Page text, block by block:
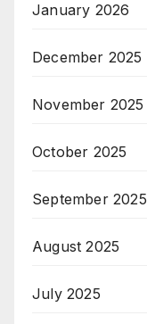
January 2026
December 2025
November 2025
October 2025
September 2025
August 2025
July 2025